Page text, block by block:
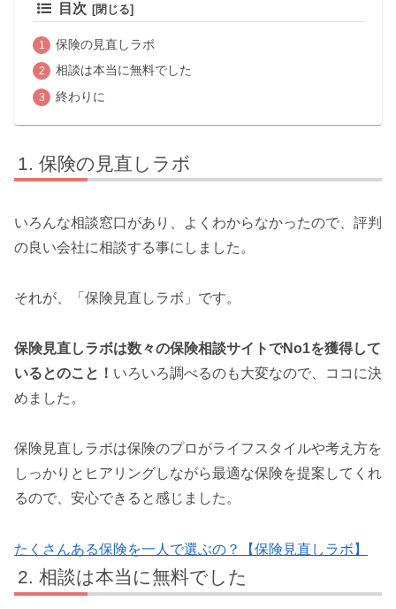
目次
保険の見直しラボ
相談は本当に無料でした
終わりに
保険の見直しラボ
いろんな相談窓口があり、よくわからなかったので、評判
の良い会社に相談する事にしました。
それが、「保険見直しラボ」です。
保険見直しラボは数々の保険相談サイトでNo1を獲得して
いるとのこと！ いろいろ調べるのも大変なので、ココに決
めました。
保険見直しラボは保険のプロがライフスタイルや考え方を
しっかりとヒアリングしながら最適な保険を提案してくれ
るので、安心できると感じました。
たくさんある保険を一人で選ぶの？【保険見直しラボ】
相談は本当に無料でした